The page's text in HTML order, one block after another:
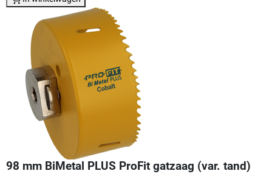
98 mm BiMetal PLUS ProFit gatzaag (var. tand)